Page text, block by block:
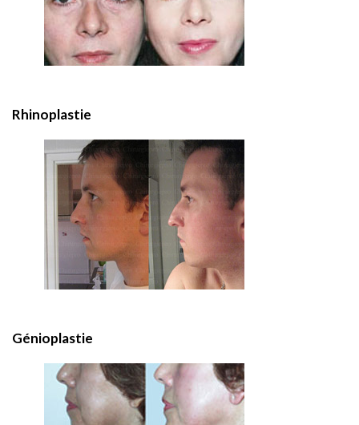
Rhinoplastie
Génioplastie